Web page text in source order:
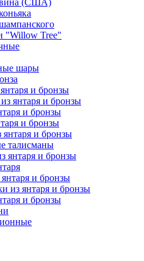
вина (США)
"Willow Tree"
шары
и бронзы
янтаря и бронзы
и бронзы
и бронзы
янтаря и бронзы
талисманы
янтаря и бронзы
и бронзы
из янтаря и бронзы
и бронзы